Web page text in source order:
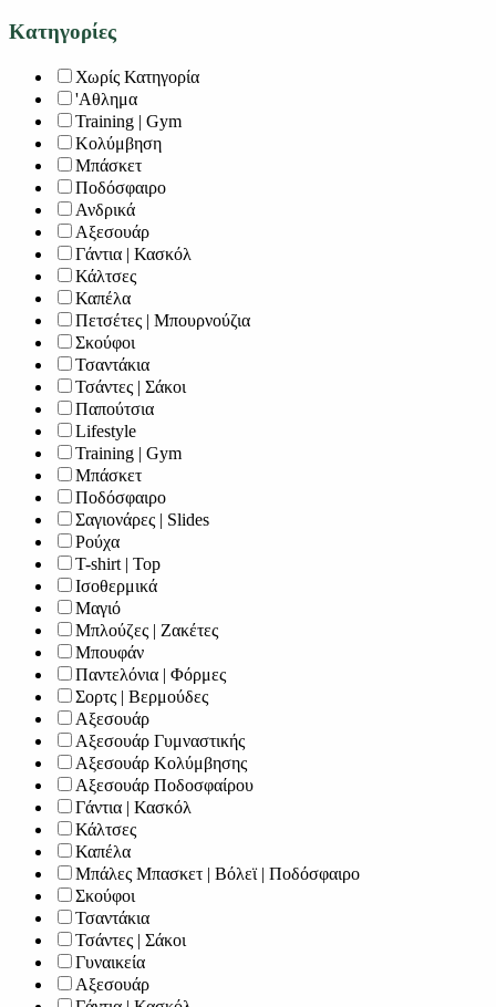
Κατηγορίες
Χωρίς Κατηγορία
'Αθλημα
Training | Gym
Κολύμβηση
Μπάσκετ
Ποδόσφαιρο
Ανδρικά
Αξεσουάρ
Γάντια | Κασκόλ
Κάλτσες
Καπέλα
Πετσέτες | Μπουρνούζια
Σκούφοι
Τσαντάκια
Τσάντες | Σάκοι
Παπούτσια
Lifestyle
Training | Gym
Μπάσκετ
Ποδόσφαιρο
Σαγιονάρες | Slides
Ρούχα
T-shirt | Top
Ισοθερμικά
Μαγιό
Μπλούζες | Ζακέτες
Μπουφάν
Παντελόνια | Φόρμες
Σορτς | Βερμούδες
Αξεσουάρ
Αξεσουάρ Γυμναστικής
Αξεσουάρ Κολύμβησης
Αξεσουάρ Ποδοσφαίρου
Γάντια | Κασκόλ
Κάλτσες
Καπέλα
Μπάλες Μπασκετ | Βόλεϊ | Ποδόσφαιρο
Σκούφοι
Τσαντάκια
Τσάντες | Σάκοι
Γυναικεία
Αξεσουάρ